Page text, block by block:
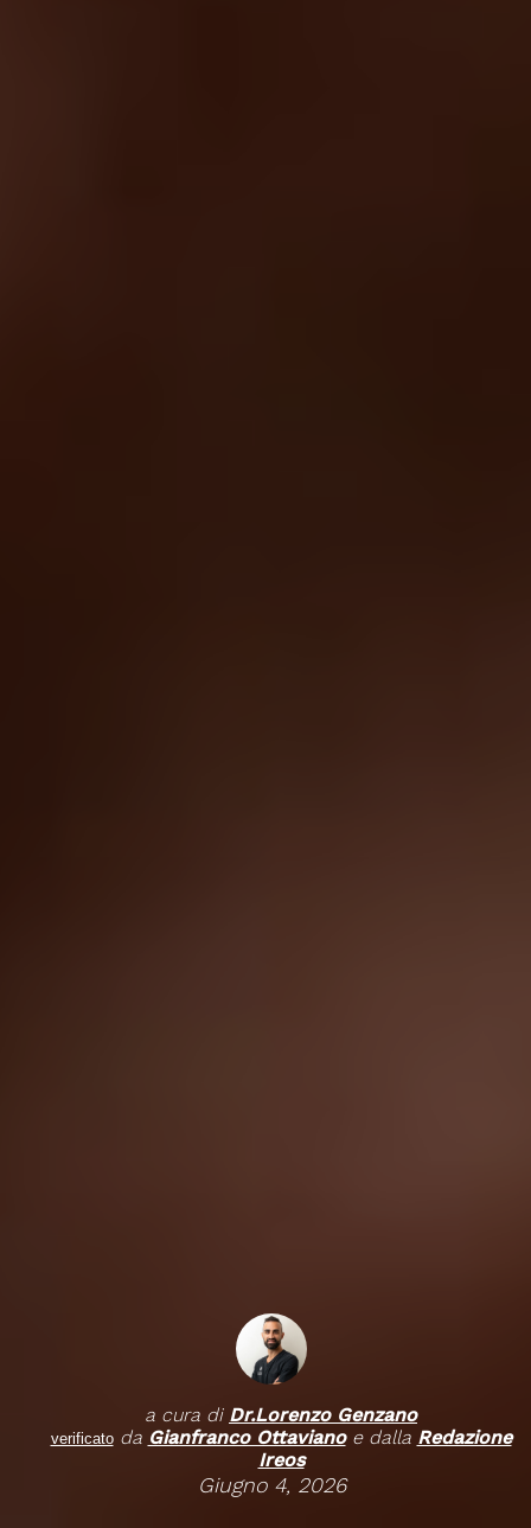
a cura di Dr.Lorenzo Genzano
verificatoda Gianfranco Ottavianoe dalla Redazione
Ireos
Giugno 4, 2026